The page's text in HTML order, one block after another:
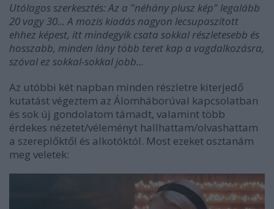
Utólagos szerkesztés: Az a "néhány plusz kép" legalább
20 vagy 30... A mozis kiadás nagyon lecsupaszított
ehhez képest, itt mindegyik csata sokkal részletesebb és
hosszabb, minden lány több teret kap a vagdalkozásra,
szóval ez sokkal-sokkal jobb...
Az utóbbi két napban minden részletre kiterjedő
kutatást végeztem az Álomháborúval kapcsolatban
és sok új gondolatom támadt, valamint több
érdekes nézetet/véleményt hallhattam/olvashattam
a szereplőktől és alkotóktól. Most ezeket osztanám
meg veletek: